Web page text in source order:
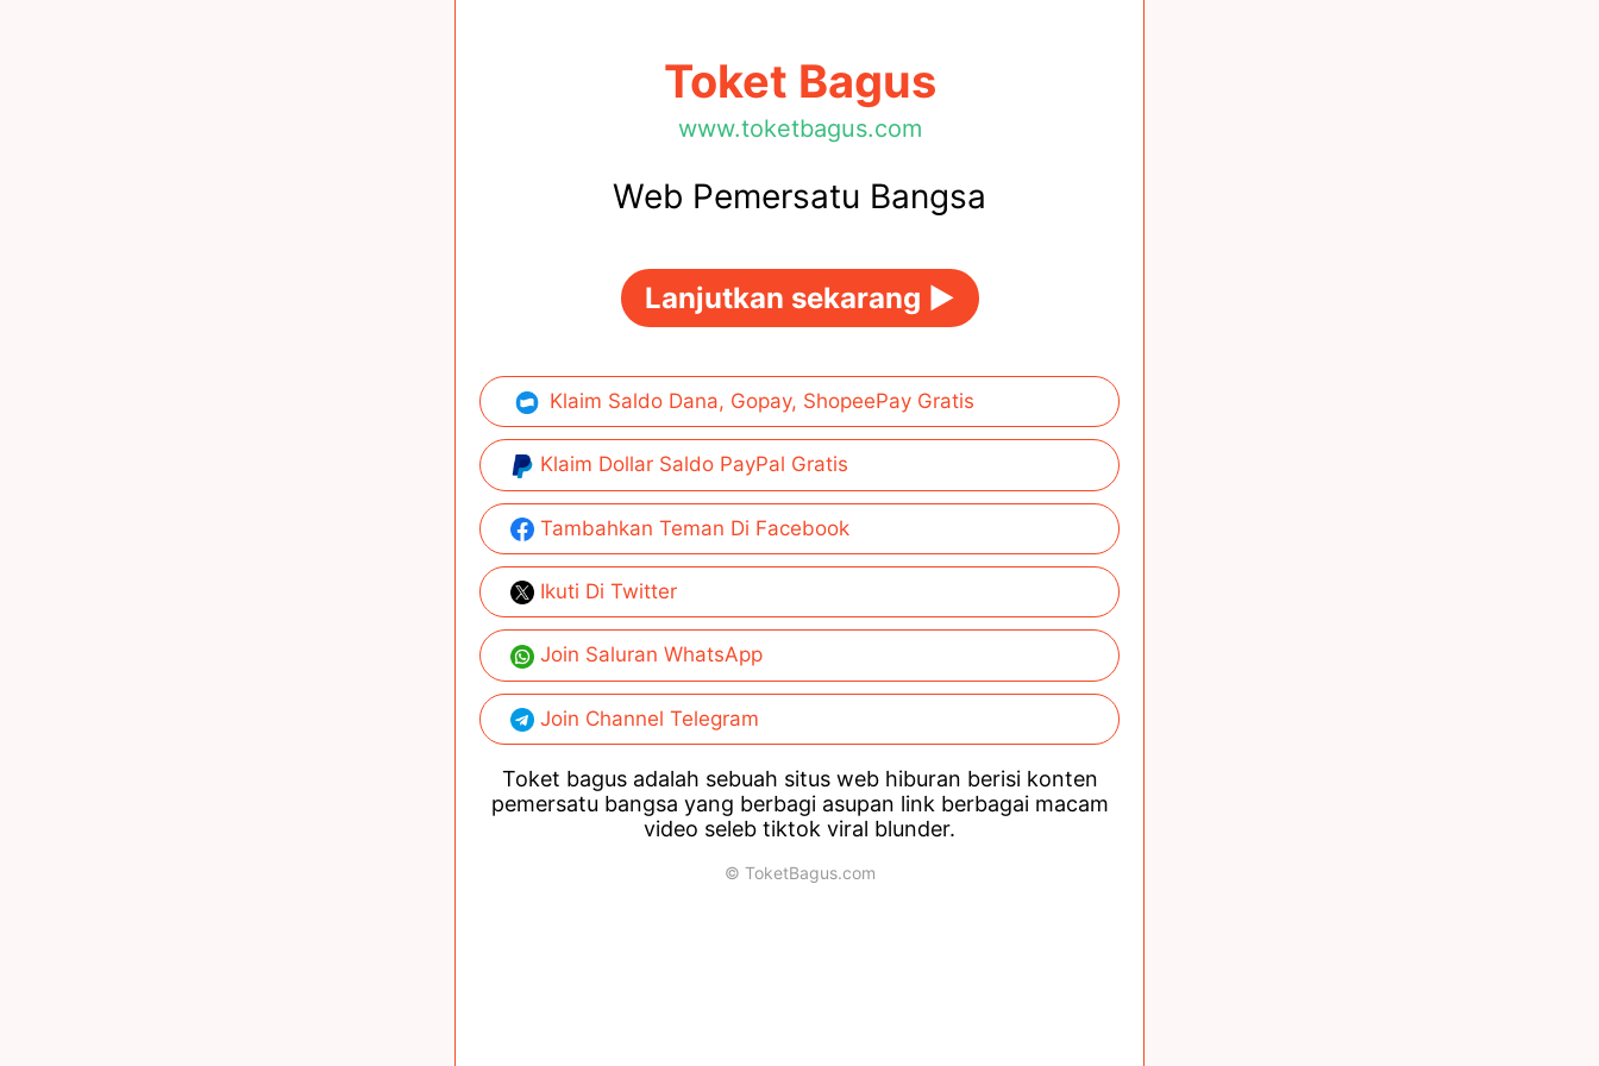
Toket Bagus
www.toketbagus.com
Web Pemersatu Bangsa
Lanjutkan sekarang ►
Klaim Saldo Dana, Gopay, ShopeePay Gratis
Klaim Dollar Saldo PayPal Gratis
Tambahkan Teman Di Facebook
Ikuti Di Twitter
Join Saluran WhatsApp
Join Channel Telegram
Toket bagus adalah sebuah situs web hiburan berisi konten
pemersatu bangsa yang berbagi asupan link berbagai macam
video seleb tiktok viral blunder.
© ToketBagus.com